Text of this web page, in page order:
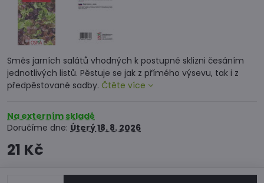
Směs jarních salátů vhodných k postupné sklizni česáním
jednotlivých listů. Pěstuje se jak z přímého výsevu, tak i z
předpěstované sadby. Čtěte více
Na externím skladě
Doručíme dne: Úterý18. 8. 2026
21 Kč